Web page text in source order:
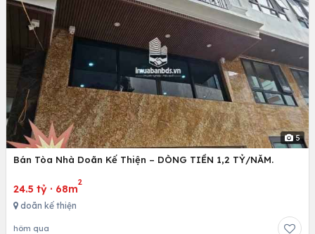
5
Bán Tòa Nhà Doãn Kế Thiện – DÒNG TIỀN 1,2 TỶ/NĂM.
24.5 tỷ · 68m
2
doãn kế thiện
hôm qua